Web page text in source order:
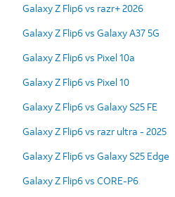
Galaxy Z Flip6 vs razr+ 2026
Galaxy Z Flip6 vs Galaxy A37 5G
Galaxy Z Flip6 vs Pixel 10a
Galaxy Z Flip6 vs Pixel 10
Galaxy Z Flip6 vs Galaxy S25 FE
Galaxy Z Flip6 vs razr ultra - 2025
Galaxy Z Flip6 vs Galaxy S25 Edge
Galaxy Z Flip6 vs CORE-P6